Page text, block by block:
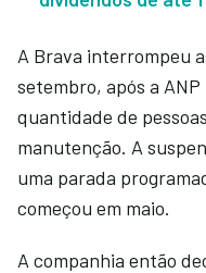
A Brava interrompeu
setembro, após a
quantidade de
manutenção. A
uma parada
começou em maio.
A companhia então